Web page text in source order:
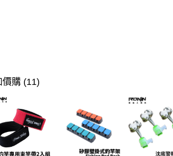
價購 (11)